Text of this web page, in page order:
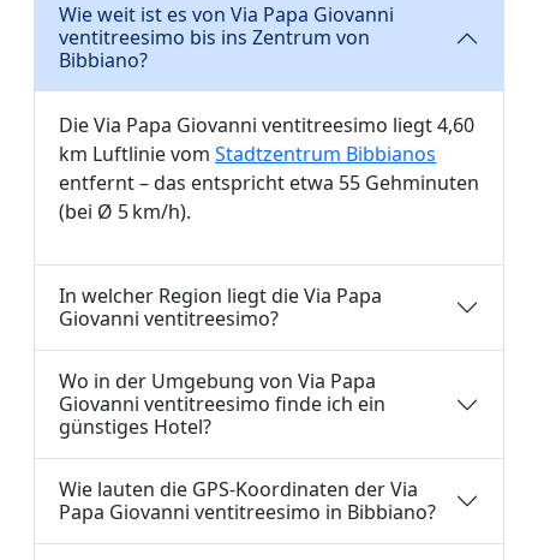
Wie weit ist es von Via Papa Giovanni
ventitreesimo bis ins Zentrum von
Bibbiano?
Die Via Papa Giovanni ventitreesimo liegt 4,60
km Luftlinie vom Stadtzentrum Bibbianos
entfernt – das entspricht etwa 55 Gehminuten
(bei Ø 5 km/h).
In welcher Region liegt die Via Papa
Giovanni ventitreesimo?
Wo in der Umgebung von Via Papa
Giovanni ventitreesimo finde ich ein
günstiges Hotel?
Wie lauten die GPS-Koordinaten der Via
Papa Giovanni ventitreesimo in Bibbiano?